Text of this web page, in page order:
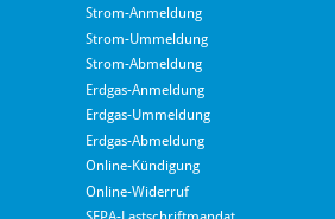
Strom-Anmeldung
Strom-Ummeldung
Strom-Abmeldung
Erdgas-Anmeldung
Erdgas-Ummeldung
Erdgas-Abmeldung
Online-Kündigung
Online-Widerruf